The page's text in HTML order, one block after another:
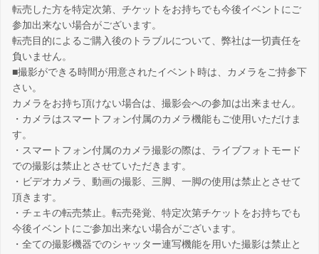
転売した方を特定次第、チケットをお持ちでも今後イベントにご
参加出来ない場合がございます。
転売目的によるご購入後のトラブルについて、弊社は一切責任を
負いません。
■撮影ができる時間が用意されたイベント時は、カメラをご持参下
さい。
カメラをお持ち頂けない場合は、撮影会への参加は出来ません。
・カメラはスマートフォン付属のカメラ機能もご使用いただけま
す。
・スマートフォン付属のカメラ撮影の際は、ライブフォトモード
での撮影は禁止とさせていただきます。
・ビデオカメラ、動画の撮影、三脚、一脚の使用は禁止とさせて
頂きます。
・チェキの転売禁止。転売発覚、特定次第チケットをお持ちでも
今後イベントにご参加出来ない場合がございます。
・全ての撮影機器でのシャッター連写機能を用いた撮影は禁止と